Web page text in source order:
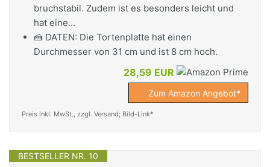
bruchstabil. Zudem ist es besonders leicht und
hat eine...
🍰 DATEN: Die Tortenplatte hat einen
Durchmesser von 31 cm und ist 8 cm hoch.
28,59 EUR
Zum Amazon Angebot*
Preis inkl. MwSt., zzgl. Versand; Bild-Link*
BESTSELLER NR. 10